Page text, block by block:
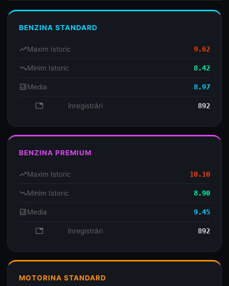
BENZINA STANDARD
trending_upMaxim Istoric 9.62
trending_downMinim Istoric 8.42
analyticsMedia 8.97
database înregistrări 892
BENZINA PREMIUM
trending_upMaxim Istoric 10.10
trending_downMinim Istoric 8.90
analyticsMedia 9.45
database înregistrări 892
MOTORINA STANDARD